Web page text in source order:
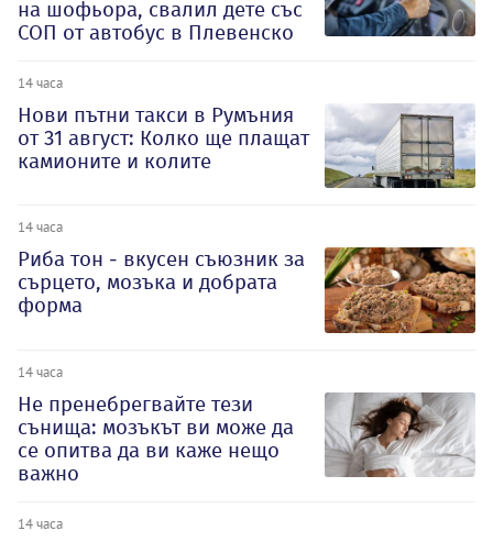
на шофьора, свалил дете със
СОП от автобус в Плевенско
14 часа
Нови пътни такси в Румъния
от 31 август: Колко ще плащат
камионите и колите
14 часа
Риба тон - вкусен съюзник за
сърцето, мозъка и добрата
форма
14 часа
Не пренебрегвайте тези
сънища: мозъкът ви може да
се опитва да ви каже нещо
важно
14 часа